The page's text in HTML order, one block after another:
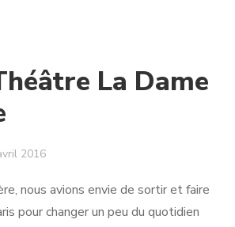
La Dame
2016
nous avions envie de sortir et faire
pour changer un peu du quotidien